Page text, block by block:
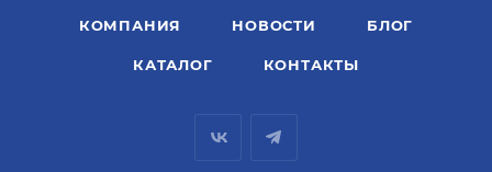
КОМПАНИЯ НОВОСТИ БЛОГ
КАТАЛОГ КОНТАКТЫ